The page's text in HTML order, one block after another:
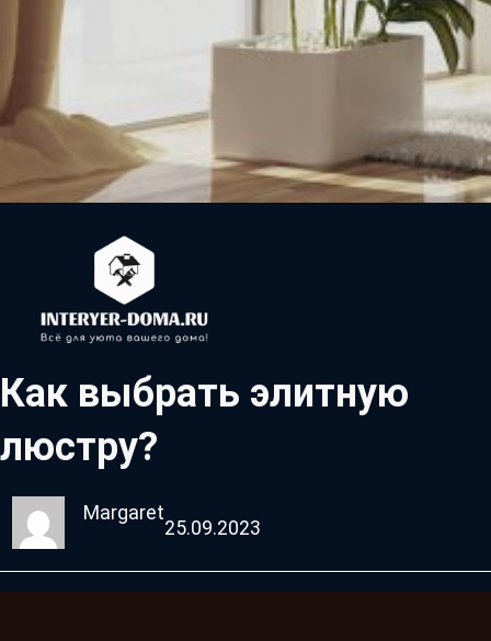
Как выбрать элитную
люстру?
Margaret
25.09.2023